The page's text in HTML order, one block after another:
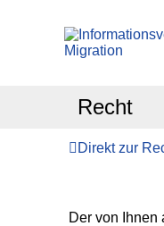
Recht
Direkt zur
Der von Ihnen